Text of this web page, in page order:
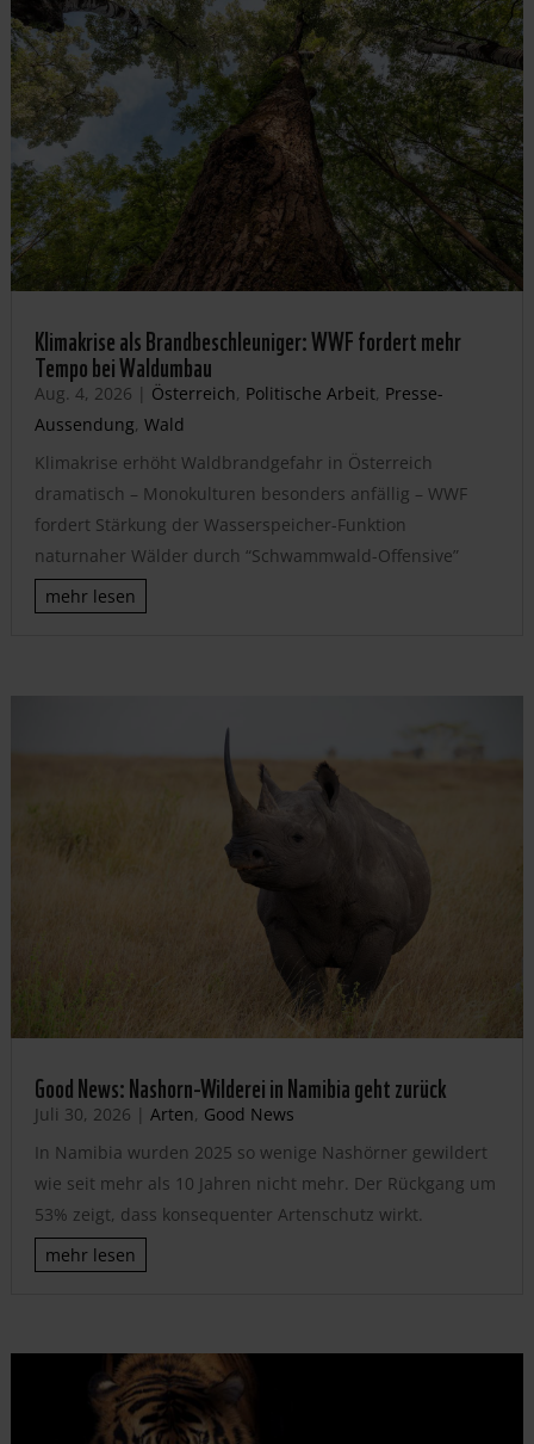
Klimakrise als Brandbeschleuniger: WWF fordert mehr
Tempo bei Waldumbau
Aug. 4, 2026 | Österreich, Politische Arbeit, Presse-
Aussendung, Wald
Klimakrise erhöht Waldbrandgefahr in Österreich
dramatisch – Monokulturen besonders anfällig – WWF
fordert Stärkung der Wasserspeicher-Funktion
naturnaher Wälder durch “Schwammwald-Offensive”
mehr lesen
Good News: Nashorn-Wilderei in Namibia geht zurück
Juli 30, 2026 | Arten, Good News
In Namibia wurden 2025 so wenige Nashörner gewildert
wie seit mehr als 10 Jahren nicht mehr. Der Rückgang um
53% zeigt, dass konsequenter Artenschutz wirkt.
mehr lesen